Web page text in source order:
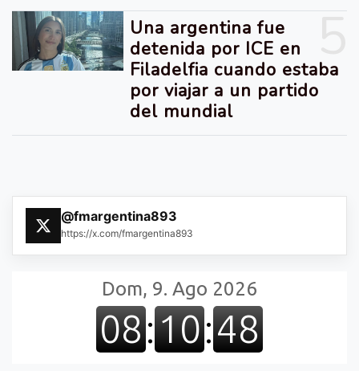
Una argentina fue
detenida por ICE en
Filadelfia cuando estaba
por viajar a un partido
del mundial
@fmargentina893
https://x.com/fmargentina893